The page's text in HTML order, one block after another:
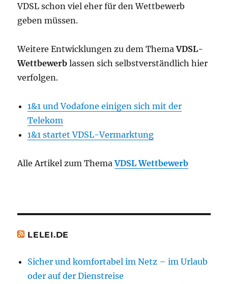
VDSL schon viel eher für den Wettbewerb
geben müssen.
Weitere Entwicklungen zu dem ThemaVDSL-
Wettbewerb lassen sich selbstverständlich hier
verfolgen.
1&1 und Vodafone einigen sich mit der
Telekom
1&1 startet VDSL-Vermarktung
Alle Artikel zum ThemaVDSL Wettbewerb
LELEI.DE
Sicher und komfortabel im Netz – im Urlaub
oder auf der Dienstreise